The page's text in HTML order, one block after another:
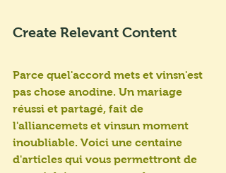
Create Relevant Content
Parce quel'accord mets et vinsn'est
pas chose anodine. Un mariage
réussi et partagé, fait de
l'alliancemets et vinsun moment
inoubliable. Voici une centaine
d'articles qui vous permettront de